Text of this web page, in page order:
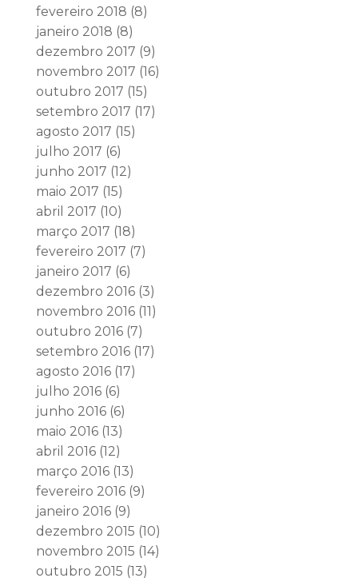
fevereiro 2018 (8)
janeiro 2018 (8)
dezembro 2017 (9)
novembro 2017 (16)
outubro 2017 (15)
setembro 2017 (17)
agosto 2017 (15)
julho 2017 (6)
junho 2017 (12)
maio 2017 (15)
abril 2017 (10)
março 2017 (18)
fevereiro 2017 (7)
janeiro 2017 (6)
dezembro 2016(3)
novembro 2016(11)
outubro 2016(7)
setembro 2016(17)
agosto 2016(17)
julho 2016(6)
junho 2016(6)
maio 2016(13)
abril 2016(12)
março 2016(13)
fevereiro 2016(9)
janeiro 2016(9)
dezembro 2015 (10)
novembro 2015 (14)
outubro 2015 (13)